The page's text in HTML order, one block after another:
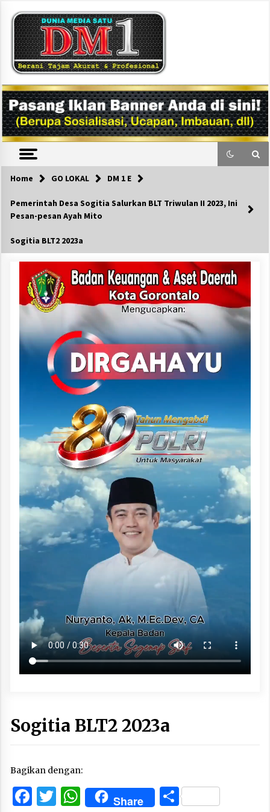
content
DM1
Home GO LOKAL DM 1 E
Pemerintah Desa Sogitia Salurkan BLT Triwulan II 2023, Ini
Pesan-pesan Ayah Mito
Sogitia BLT2 2023a
Sogitia BLT2 2023a
Bagikan dengan:
Facebook
Twitter
WhatsApp
Share Share